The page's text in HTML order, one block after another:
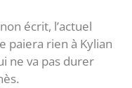
écrit, l’actuel
paiera rien à Kylian
ne va pas durer